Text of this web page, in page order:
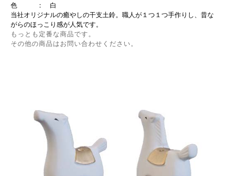
色 ： 白
当社オリジナルの癒やしの干支土鈴。職人が１つ１つ手作りし、昔な
がらのほっこり感が人気です。
もっとも定番な商品です。
その他の商品はお問い合わせください。